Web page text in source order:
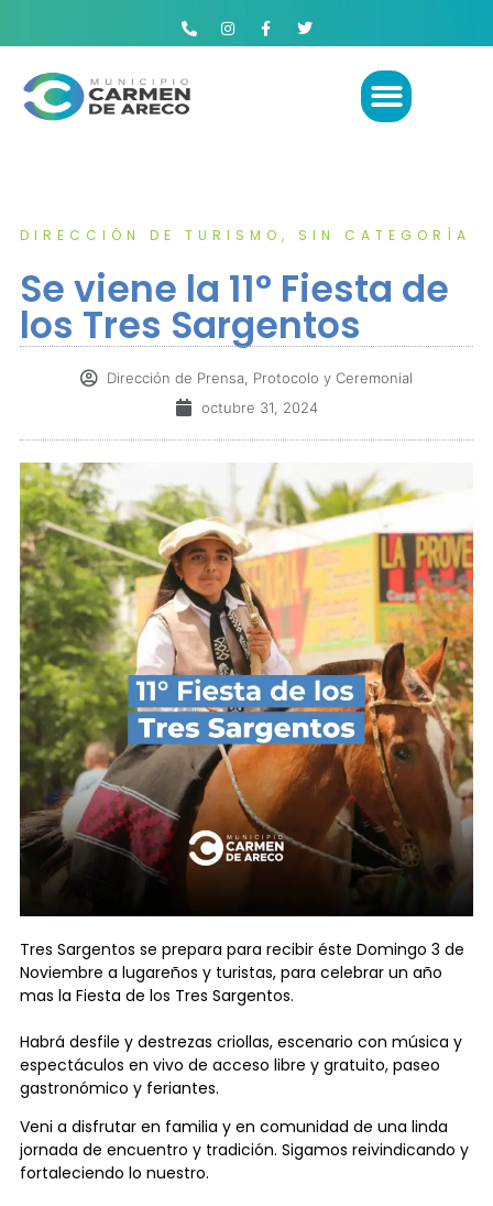
DIRECCIÓN DE TURISMO , SIN CATEGORÍA
Se viene la 11° Fiesta de
los Tres Sargentos
Dirección de Prensa, Protocolo y Ceremonial
octubre 31, 2024
Tres Sargentos se prepara para recibir éste Domingo 3 de
Noviembre a lugareños y turistas, para celebrar un año
mas la Fiesta de los Tres Sargentos.
Habrá desfile y destrezas criollas, escenario con música y
espectáculos en vivo de acceso libre y gratuito, paseo
gastronómico y feriantes.
Veni a disfrutar en familia y en comunidad de una linda
jornada de encuentro y tradición. Sigamos reivindicando y
fortaleciendo lo nuestro.